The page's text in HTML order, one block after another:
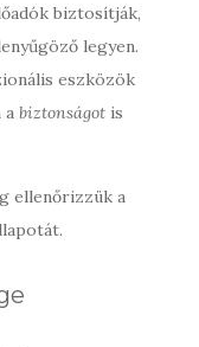
biztosítják,
legyen.
eszközök
a biztonságot is
ellenőrizzük a